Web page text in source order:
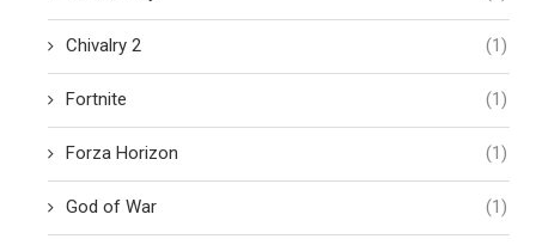
Chivalry 2 (1)
Fortnite (1)
Forza Horizon (1)
God of War (1)